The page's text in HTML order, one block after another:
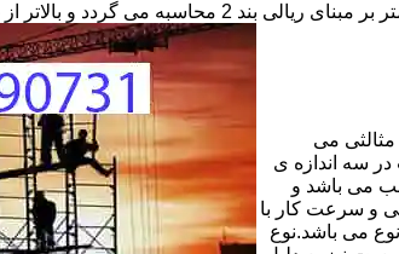
می
در سه اندازه ی
نصب می باشد و
کارایی و سرعت کار با
می باشد.نوع